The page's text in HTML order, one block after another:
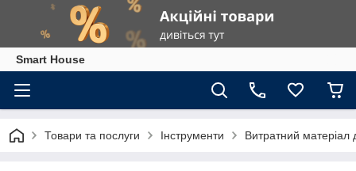
Smart House
Товари та послуги Інструменти Витратний матеріал